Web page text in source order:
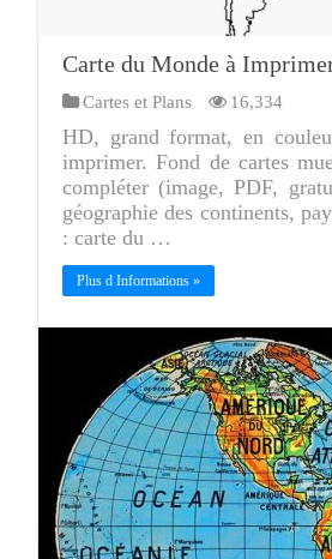
Carte du Monde à
Cartes et Plans 16,334
HD, grand format, en
imprimer. Fond de cartes
compléter (image, PDF,
géographie des continents,
: carte du …
Plus d Informations »